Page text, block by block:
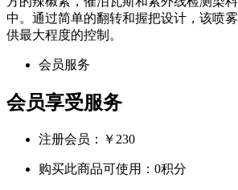
中。通过简单的翻转和握把设计，该喷
供最大程度的控制。
会员服务
会员享受服务
注册会员：￥ 230
购买此商品可使用：0积分